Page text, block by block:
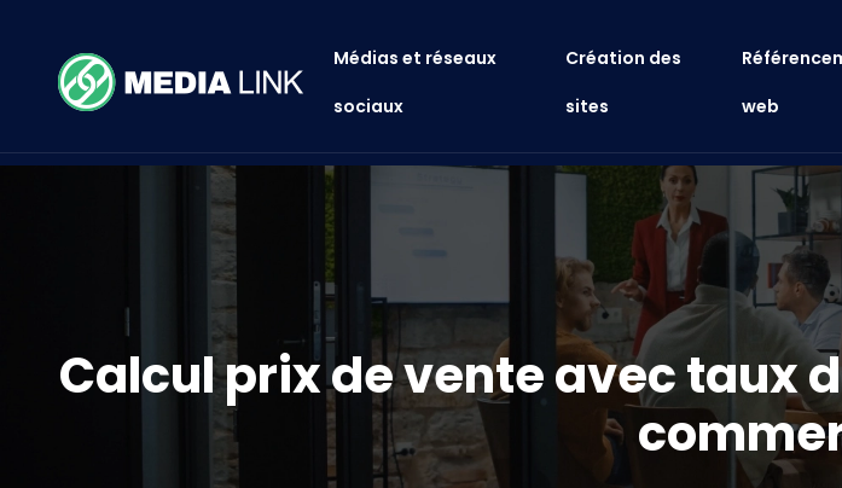
Médias et réseaux
sociaux
Création des
sites
web
Calcul prix de vente avec taux